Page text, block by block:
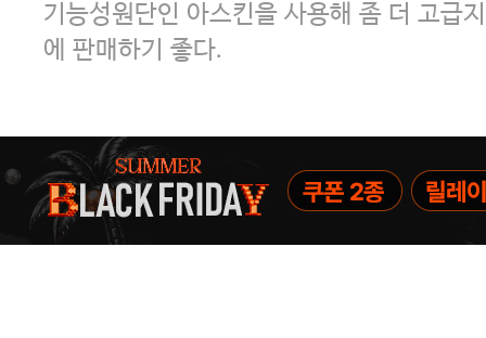
기능성원단인 아스킨을 사용해 좀 더 고급
에 판매하기 좋다.